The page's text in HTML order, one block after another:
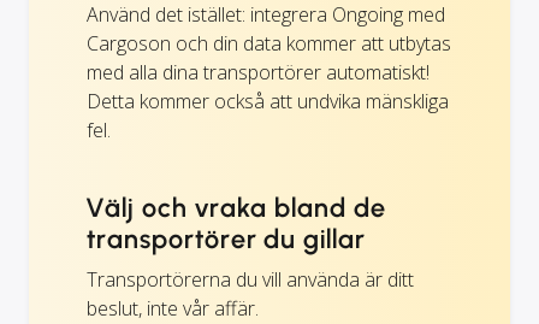
Använd det istället: integrera Ongoing med
Cargoson och din data kommer att utbytas
med alla dina transportörer automatiskt!
Detta kommer också att undvika mänskliga
fel.
Välj och vraka bland de
transportörer du gillar
Transportörerna du vill använda är ditt
beslut, inte vår affär.